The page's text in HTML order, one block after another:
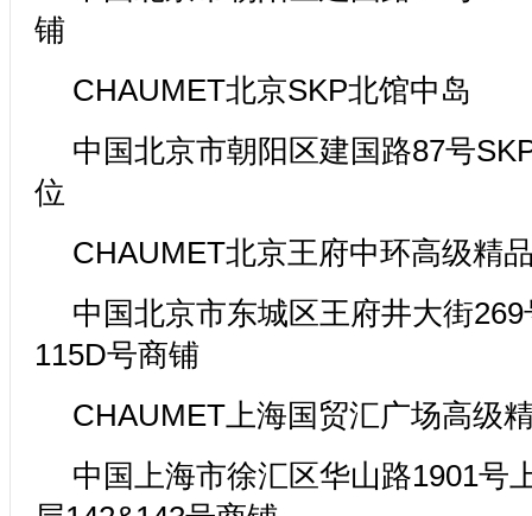
铺
CHAUMET北京SKP北馆中岛
中国北京市朝阳区建国路87号
位
CHAUMET北京王府中环高级精
中国北京市东城区王府井大街
115D号商铺
CHAUMET上海国贸汇广场高级
中国上海市徐汇区华山路1901号